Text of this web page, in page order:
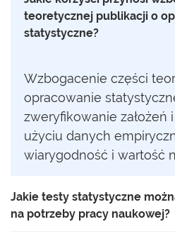
teoretycznej publikacji o
statystyczne?
Wzbogacenie części
opracowanie
zweryfikowanie założeń
użyciu danych
wiarygodność i wartość
Jakie testy statystyczne
na potrzeby pracy naukowej?